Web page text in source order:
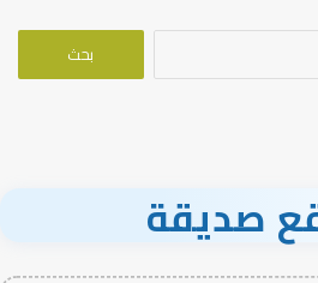
البحث
صديقة